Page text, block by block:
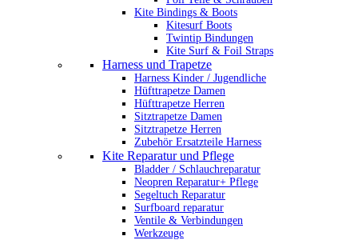
Kite Bindings & Boots
Kitesurf Boots
Twintip Bindungen
Kite Surf & Foil Straps
Harness und Trapetze
Harness Kinder / Jugendliche
Hüfttrapetze Damen
Hüfttrapetze Herren
Sitztrapetze Damen
Sitztrapetze Herren
Zubehör Ersatzteile Harness
Kite Reparatur und Pflege
Bladder / Schlauchreparatur
Neopren Reparatur+ Pflege
Segeltuch Reparatur
Surfboard reparatur
Ventile & Verbindungen
Werkzeuge